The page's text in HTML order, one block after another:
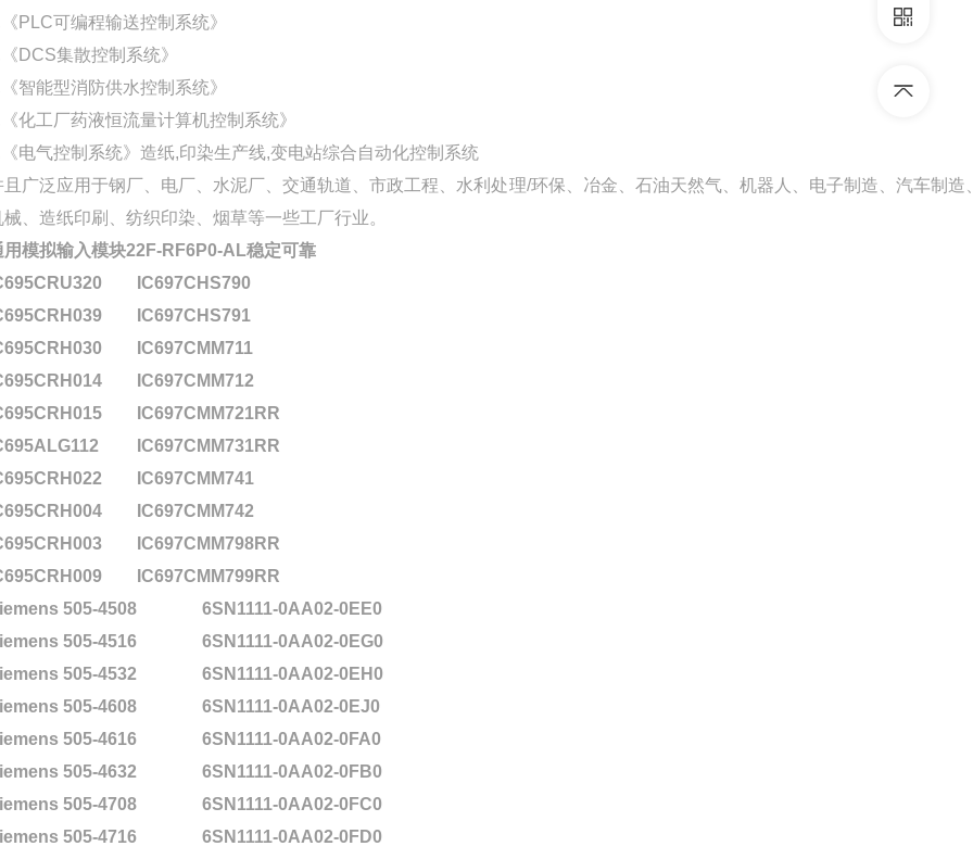
PLC可编程输送控制系统》
DCS集散控制系统》
智能型消防供水控制系统》
化工厂药液恒流量计算机控制系统》
电气控制系统》造纸,印染生产线,变电站综合自动化控制系统
且广泛应用于钢厂、电厂、水泥厂、交通轨道、市政工程、水利处理/环保、冶金、石油天然气、机器人、电子制造、汽车制造
械、造纸印刷、纺织印染、烟草等一些工厂行业。
用模拟输入模块22F-RF6P0-AL稳定可靠
IC697CHS790
IC697CHS791
IC697CMM711
IC697CMM712
IC697CMM721RR
IC697CMM731RR
IC697CMM741
IC697CMM742
IC697CMM798RR
IC697CMM799RR
505-4508
6SN1111-0AA02-0EE0
505-4516
6SN1111-0AA02-0EG0
505-4532
6SN1111-0AA02-0EH0
505-4608
6SN1111-0AA02-0EJ0
505-4616
6SN1111-0AA02-0FA0
505-4632
6SN1111-0AA02-0FB0
505-4708
6SN1111-0AA02-0FC0
505-4716
6SN1111-0AA02-0FD0